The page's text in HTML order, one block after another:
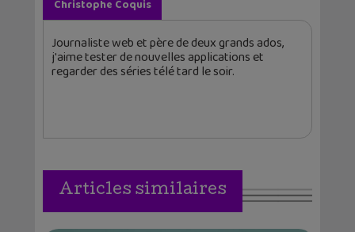
Christophe Coquis
Journaliste web et père de deux grands ados,
j'aime tester de nouvelles applications et
regarder des séries télé tard le soir.
Articles similaires